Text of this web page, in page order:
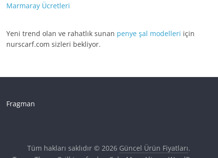
Marmaray Ücretleri
Yeni trend olan ve rahatlık sunan penye şal modelleri için
nurscarf.com sizleri bekliyor.
Fragman
Tüm hakları saklıdır © 2026 Güncel Ürün Fiyatları.